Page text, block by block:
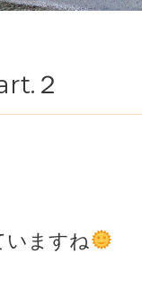
２
いますね